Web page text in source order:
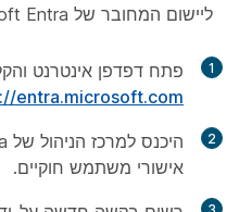
ליישום המחובר של Microsoft Entra.
1
פתח דפדפן אינטרנט
entra.microsoft.com/
2
אישורי משתמש חוקיים.